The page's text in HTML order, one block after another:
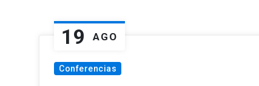
19 AGO
Conferencias